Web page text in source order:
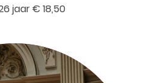
jaar € 18,50